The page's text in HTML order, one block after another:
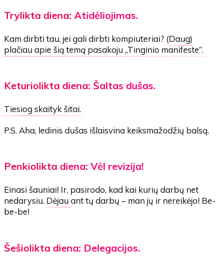
Trylikta diena: Atidėliojimas.
Kam dirbti tau, jei gali dirbti kompiuteriai? (Daug)
plačiau apie šią temą pasakoju „Tinginio manifeste”.
Keturiolikta diena: Šaltas dušas.
Tiesiog skaityk šitai.
P.S. Aha, ledinis dušas išlaisvina keiksmažodžių balsą.
Penkiolikta diena: Vėl revizija!
Einasi šauniai! Ir, pasirodo, kad kai kurių darbų net
nedarysiu. Dėjau ant tų darbų – man jų ir nereikėjo! Be-
be-be!
Šešiolikta diena: Delegacijos.